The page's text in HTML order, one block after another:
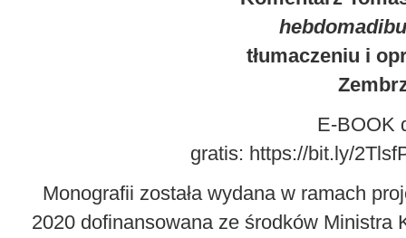
tłumaczeniu i
E-BOOK
gratis: https://bit.ly/
Monografii została wydana w ramach
2020 dofinansowana ze środków Ministra